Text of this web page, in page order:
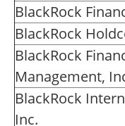
BlackRock
BlackRock
BlackRock
Management,
BlackRock
Inc.